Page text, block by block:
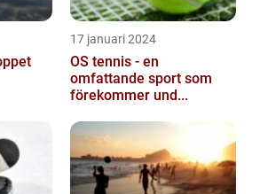
17 januari 2024
OS tennis - en
omfattande sport som
förekommer und...